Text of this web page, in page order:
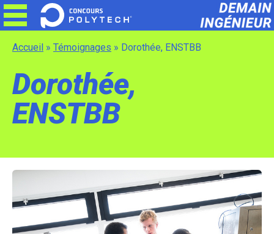
Skip
to
Accueil » Témoignages » Dorothée, ENSTBB
Dorothée,
ENSTBB